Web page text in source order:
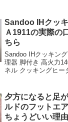
ーカーを使った方の
介します。
Sandoo IHクッ
Ａ1911の実際の
ちら
Sandoo IHクッキン
理器 脚付き 高火力
ネル クッキングヒー
IHコンロ ブラック...
夕方になると足
ルドのフットエ
ちょうどいい理